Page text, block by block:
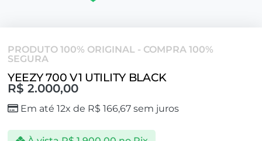
PRODUTO 100% ORIGINAL - COMPRA 100%
SEGURA
YEEZY 700 V1 UTILITY BLACK
R$ 2.000,00
Em até 12x de R$ 166,67 sem juros